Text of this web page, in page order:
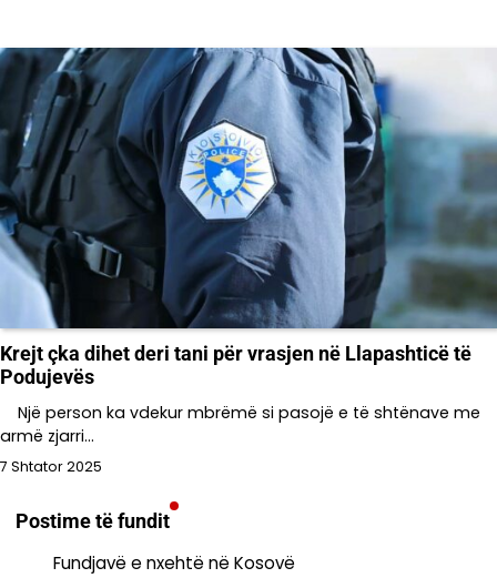
Krejt çka dihet deri tani për vrasjen në Llapashticë të
Podujevës
Një person ka vdekur mbrëmë si pasojë e të shtënave me
armë zjarri…
7 Shtator 2025
Postime të fundit
Fundjavë e nxehtë në Kosovë